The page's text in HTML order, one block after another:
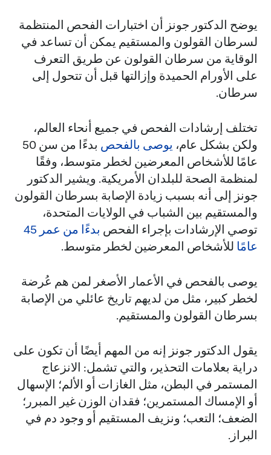
يوضح الدكتور جونز أن اختبارات الفحص المنتظمة
لسرطان القولون والمستقيم يمكن أن تساعد في
الوقاية من سرطان القولون عن طريق التعرف
على الأورام الحميدة وإزالتها قبل أن تتحول إلى
سرطان.
تختلف إرشادات الفحص في جميع أنحاء العالم،
ولكن بشكل عام، يوصى بالفحص
بدءًا من سن 50
عامًا للأشخاص المعرضين لخطر متوسط، وفقًا
لمنظمة الصحة للبلدان الأمريكية. ويشير الدكتور
جونز إلى أنه بسبب زيادة الإصابة بسرطان القولون
والمستقيم بين الشباب في الولايات المتحدة،
توصي الإرشادات بإجراء الفحص
بدءًا من عمر 45
عامًا للأشخاص المعرضين لخطر متوسط.
يوصى بالفحص في الأعمار الأصغر لمن هم عُرضة
لخطر كبير، مثل من لديهم تاريخ عائلي من الإصابة
بسرطان القولون والمستقيم.
يقول الدكتور جونز إنه من المهم أيضًا أن تكون على
دراية بعلامات التحذير، والتي تشمل: الانزعاج
المستمر في البطن، مثل الغازات أو الألم؛ الإسهال
أو الإمساك المستمرين؛ فقدان الوزن غير المبرر؛
الضعف؛ التعب؛ ونزيف المستقيم أو وجود دم في
البراز.